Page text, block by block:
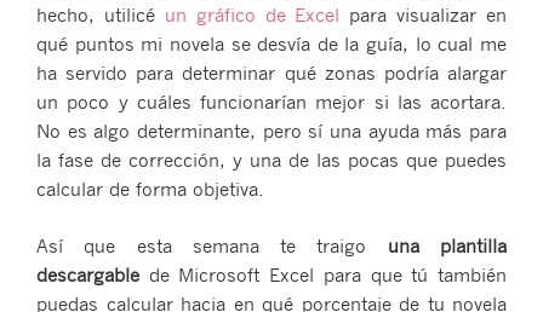
hecho, utilicé un gráfico de Excel para visualizar en
qué puntos mi novela se desvía de la guía, lo cual me
ha servido para determinar qué zonas podría alargar
un poco y cuáles funcionarían mejor si las acortara.
No es algo determinante, pero sí una ayuda más para
la fase de corrección, y una de las pocas que puedes
calcular de forma objetiva.
Así que esta semana te traigo una plantilla
descargable de Microsoft Excel para que tú también
puedas calcular hacia en qué porcentaje de tu novela